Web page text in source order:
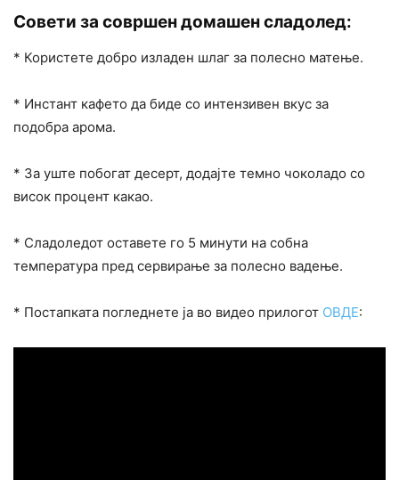
Совети за совршен домашен сладолед:
* Користете добро изладен шлаг за полесно матење.
* Инстант кафето да биде со интензивен вкус за
подобра арома.
* За уште побогат десерт, додајте темно чоколадо со
висок процент какао.
* Сладоледот оставете го 5 минути на собна
температура пред сервирање за полесно вадење.
* Постапката погледнете ја во видео прилогот ОВДЕ: